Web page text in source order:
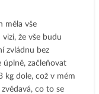
měla vše
že vše budu
zvládnu bez
úplně, začleňovat
kg dole, což v mém
co to se